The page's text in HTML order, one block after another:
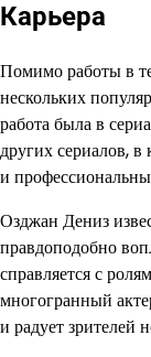
Карьера
Помимо работы в
нескольких
работа была в
других сериалов, в
и
Озджан Дениз
правдоподобно
справляется с
многогранный
и радует зрителей